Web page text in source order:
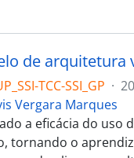
TCC-SSI_GP ·
Vergara Marques
a eficácia do uso
tornando o